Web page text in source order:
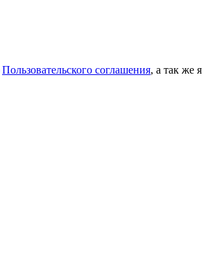
Пользовательского соглашения, а так же я